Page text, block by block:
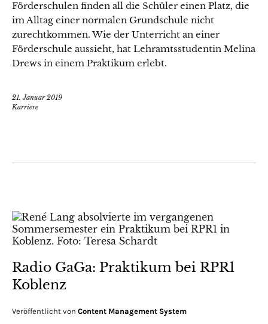
Förderschulen finden all die Schüler einen Platz, die
im Alltag einer normalen Grundschule nicht
zurechtkommen. Wie der Unterricht an einer
Förderschule aussieht, hat Lehramtsstudentin Melina
Drews in einem Praktikum erlebt.
21. Januar 2019
Karriere
Radio GaGa: Praktikum bei RPR1
Koblenz
Veröffentlicht von Content Management System